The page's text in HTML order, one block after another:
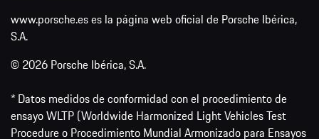
www.porsche.es es la página web oficial de Porsche Ibérica,
S.A.
© 2026 Porsche Ibérica, S.A.
* Datos medidos de conformidad con el procedimiento de
ensayo WLTP (Worldwide Harmonized Light Vehicles Test
Procedure o Procedimiento Mundial Armonizado para Ensayos